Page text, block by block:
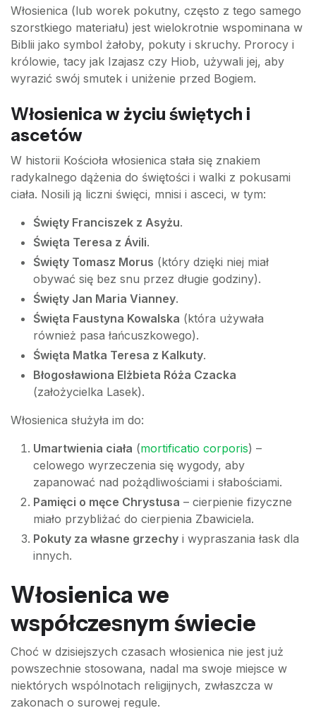
Włosienica (lub worek pokutny, często z tego samego
szorstkiego materiału) jest wielokrotnie wspominana w
Biblii jako symbol żałoby, pokuty i skruchy. Prorocy i
królowie, tacy jak Izajasz czy Hiob, używali jej, aby
wyrazić swój smutek i uniżenie przed Bogiem.
Włosienica w życiu świętych i
ascetów
W historii Kościoła włosienica stała się znakiem
radykalnego dążenia do świętości i walki z pokusami
ciała. Nosili ją liczni święci, mnisi i asceci, w tym:
Święty Franciszek z Asyżu.
Święta Teresa z Ávili.
Święty Tomasz Morus (który dzięki niej miał
obywać się bez snu przez długie godziny).
Święty Jan Maria Vianney.
Święta Faustyna Kowalska (która używała
również pasa łańcuszkowego).
Święta Matka Teresa z Kalkuty.
Błogosławiona Elżbieta Róża Czacka
(założycielka Lasek).
Włosienica służyła im do:
Umartwienia ciała (mortificatio corporis) –
celowego wyrzeczenia się wygody, aby
zapanować nad pożądliwościami i słabościami.
Pamięci o męce Chrystusa – cierpienie fizyczne
miało przybliżać do cierpienia Zbawiciela.
Pokuty za własne grzechy i wypraszania łask dla
innych.
Włosienica we
współczesnym świecie
Choć w dzisiejszych czasach włosienica nie jest już
powszechnie stosowana, nadal ma swoje miejsce w
niektórych wspólnotach religijnych, zwłaszcza w
zakonach o surowej regule.